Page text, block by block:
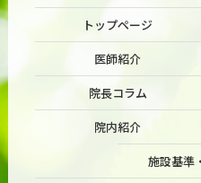
トップページ
医師紹介
院長コラム
院内紹介
施設基準